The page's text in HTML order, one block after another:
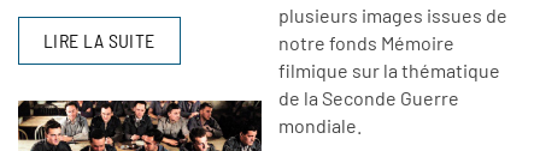
LIRE LA SUITE
plusieurs images issues de
notre fonds Mémoire
filmique sur la thématique
de la Seconde Guerre
mondiale.